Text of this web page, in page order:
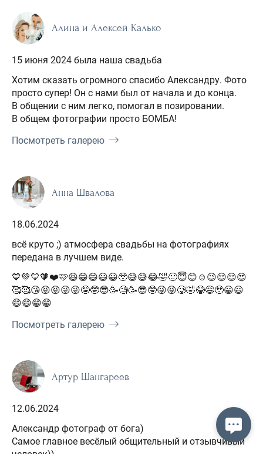
Алина и Алексей Калько
15 июня 2024 была наша свадьба
Хотим сказать огромного спасибо Александру. Фото
просто супер! Он с нами был от начала и до конца.
В общении с ним легко, помогал в позировании.
В общем фотографии просто БОМБА!
Посмотреть галерею
Анна Швалова
18.06.2024
всё круто ;) атмосфера свадьбы на фотографиях
передана в лучшем виде.
💙💚💛🧡❤️🩷😆😁😄😃😀🥹😅😅😂🤣🙂😇😊☺️😉😌😌😍
🥰🥰😘😝😝😜😜🤪🤓😎🥳🧐🥳😎🤓😜😝🥲🤣😂😅🥹😀😃
😄😄😁😁
Посмотреть галерею
Артур Шангареев
12.06.2024
Александр фотограф от бога)
Самое главное весёлый общительный и отзывчивый